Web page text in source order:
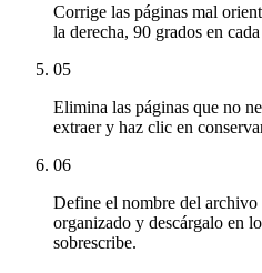
Corrige las páginas mal
la derecha, 90 grados en
05
Elimina las páginas que no
extraer y haz clic en
06
Define el nombre del
organizado y descárgalo en
sobrescribe.